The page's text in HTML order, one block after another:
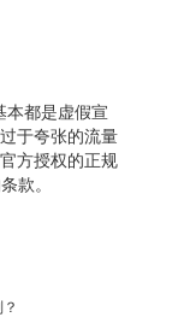
都是虚假宣
于夸张的流量
方授权的正规
款。